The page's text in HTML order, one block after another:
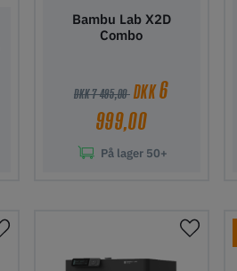
Bambu Lab X2D
Combo
DKK 7 495,00 DKK6
999,00
På lager50+